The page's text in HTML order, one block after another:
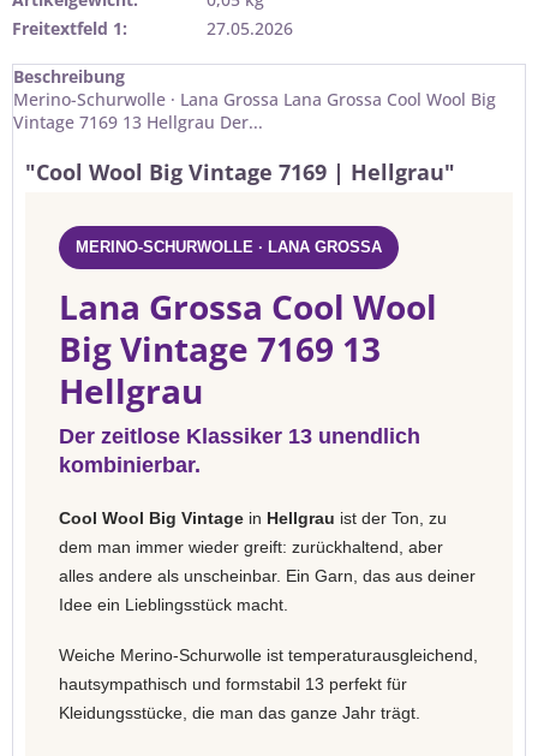
Freitextfeld 1:
27.05.2026
Beschreibung
Merino-Schurwolle · Lana Grossa Lana Grossa Cool Wool Big
Vintage 7169 13 Hellgrau Der...
"Cool Wool Big Vintage 7169 | Hellgrau"
MERINO-SCHURWOLLE · LANA GROSSA
Lana Grossa Cool Wool
Big Vintage 7169 13
Hellgrau
Der zeitlose Klassiker 13 unendlich
kombinierbar.
Cool Wool Big Vintage in Hellgrau ist der Ton, zu
dem man immer wieder greift: zurückhaltend, aber
alles andere als unscheinbar. Ein Garn, das aus deiner
Idee ein Lieblingsstück macht.
Weiche Merino-Schurwolle ist temperaturausgleichend,
hautsympathisch und formstabil 13 perfekt für
Kleidungsstücke, die man das ganze Jahr trägt.